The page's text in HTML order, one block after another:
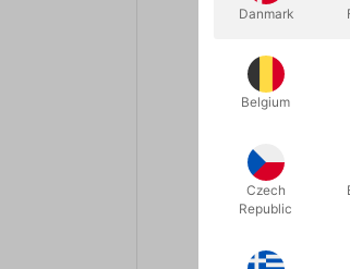
Et anderledes
kommentarerne
“It’s perfect for
“I love when
classic magic trick!”
“This trick is
Danmark
Belgium
Czech
Republic